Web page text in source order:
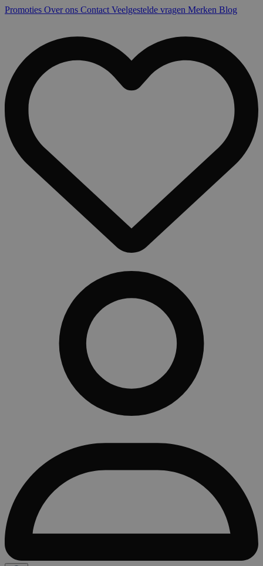
Promoties Over ons Contact Veelgestelde vragen Merken Blog